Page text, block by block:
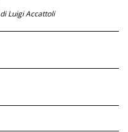
di Luigi Accattoli